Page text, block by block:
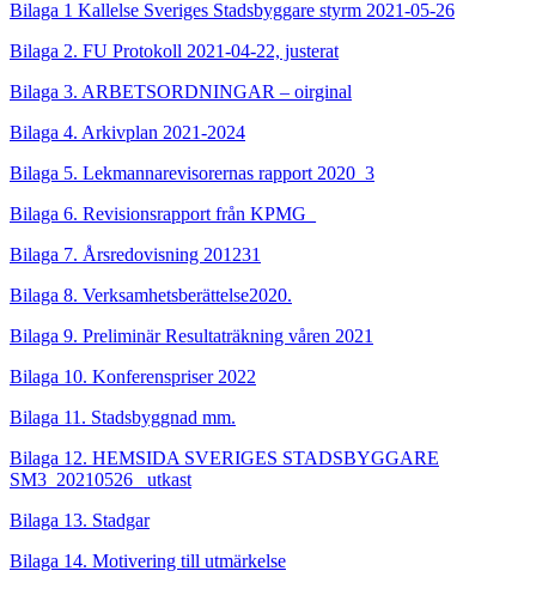
Bilaga 1 Kallelse Sveriges Stadsbyggare styrm 2021-05-26
Bilaga 2. FU Protokoll 2021-04-22, justerat
Bilaga 3. ARBETSORDNINGAR – oirginal
Bilaga 4. Arkivplan 2021-2024
Bilaga 5. Lekmannarevisorernas rapport 2020_3
Bilaga 6. Revisionsrapport från KPMG_
Bilaga 7. Årsredovisning 201231
Bilaga 8. Verksamhetsberättelse2020.
Bilaga 9. Preliminär Resultaträkning våren 2021
Bilaga 10. Konferenspriser 2022
Bilaga 11. Stadsbyggnad mm.
Bilaga 12. HEMSIDA SVERIGES STADSBYGGARE
SM3_20210526_ utkast
Bilaga 13. Stadgar
Bilaga 14. Motivering till utmärkelse